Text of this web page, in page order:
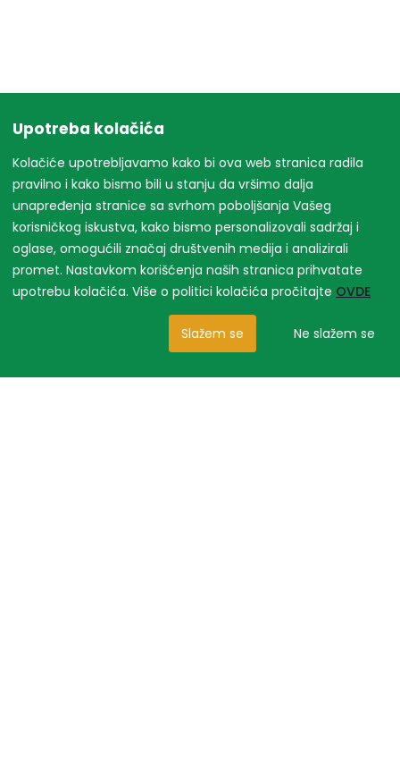
Upotreba kolačića
Kolačiće upotrebljavamo kako bi ova web stranica radila
pravilno i kako bismo bili u stanju da vršimo dalja
unapređenja stranice sa svrhom poboljšanja Vašeg
korisničkog iskustva, kako bismo personalizovali sadržaj i
oglase, omogućili značaj društvenih medija i analizirali
promet. Nastavkom korišćenja naših stranica prihvatate
upotrebu kolačića. Više o politici kolačića pročitajte OVDE
Slažem se Ne slažem se